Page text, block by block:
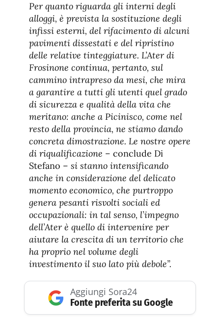
Per quanto riguarda gli interni degli
alloggi, è prevista la sostituzione degli
infissi esterni, del rifacimento di alcuni
pavimenti dissestati e del ripristino
delle relative tinteggiature. L’Ater di
Frosinone continua, pertanto, sul
cammino intrapreso da mesi, che mira
a garantire a tutti gli utenti quel grado
di sicurezza e qualità della vita che
meritano: anche a Picinisco, come nel
resto della provincia, ne stiamo dando
concreta dimostrazione. Le nostre opere
di riqualificazione – conclude Di
Stefano – si stanno intensificando
anche in considerazione del delicato
momento economico, che purtroppo
genera pesanti risvolti sociali ed
occupazionali: in tal senso, l’impegno
dell’Ater è quello di intervenire per
aiutare la crescita di un territorio che
ha proprio nel volume degli
investimento il suo lato più debole”.
Aggiungi Sora24
Fonte preferita su Google